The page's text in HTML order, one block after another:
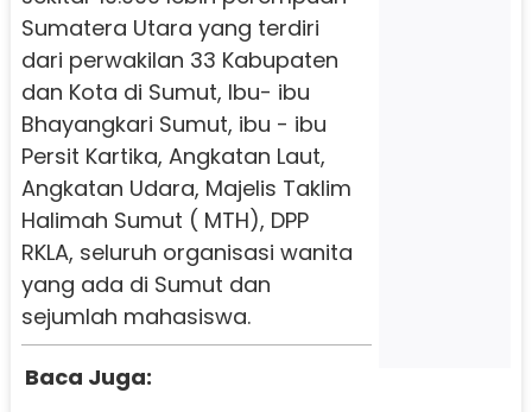
Sumatera Utara yang terdiri
dari perwakilan 33 Kabupaten
dan Kota di Sumut, Ibu- ibu
Bhayangkari Sumut, ibu - ibu
Persit Kartika, Angkatan Laut,
Angkatan Udara, Majelis Taklim
Halimah Sumut ( MTH), DPP
RKLA, seluruh organisasi wanita
yang ada di Sumut dan
sejumlah mahasiswa.
Baca Juga: